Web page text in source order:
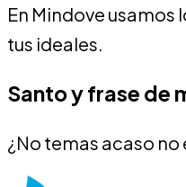
En Mindove
tus ideales.
Santo y frase de
¿No temas acaso no